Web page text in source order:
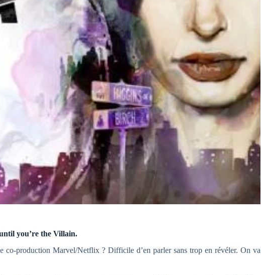
you’re the Villain.
co-production Marvel/Netflix ? Difficile d’en parler sans trop en révéler. On va